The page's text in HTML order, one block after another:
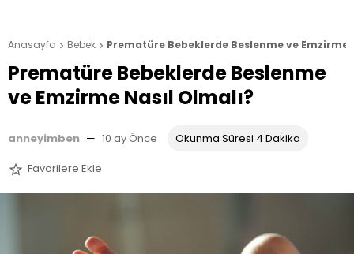
Anasayfa  Bebek  Prematüre Bebeklerde Beslenme ve Emzirme
Prematüre Bebeklerde Beslenme
ve Emzirme Nasıl Olmalı?
anneyimben — 10 ay Önce Okunma Süresi 4 Dakika
 Favorilere Ekle